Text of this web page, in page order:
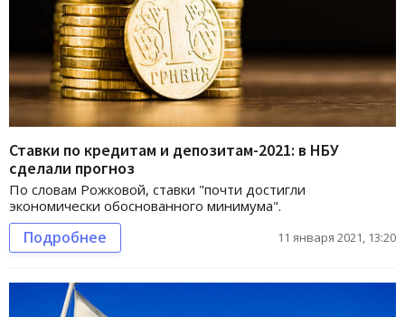
Ставки по кредитам и депозитам-2021: в НБУ
сделали прогноз
По словам Рожковой, ставки "почти достигли
экономически обоснованного минимума".
Подробнее 11 января 2021, 13:20